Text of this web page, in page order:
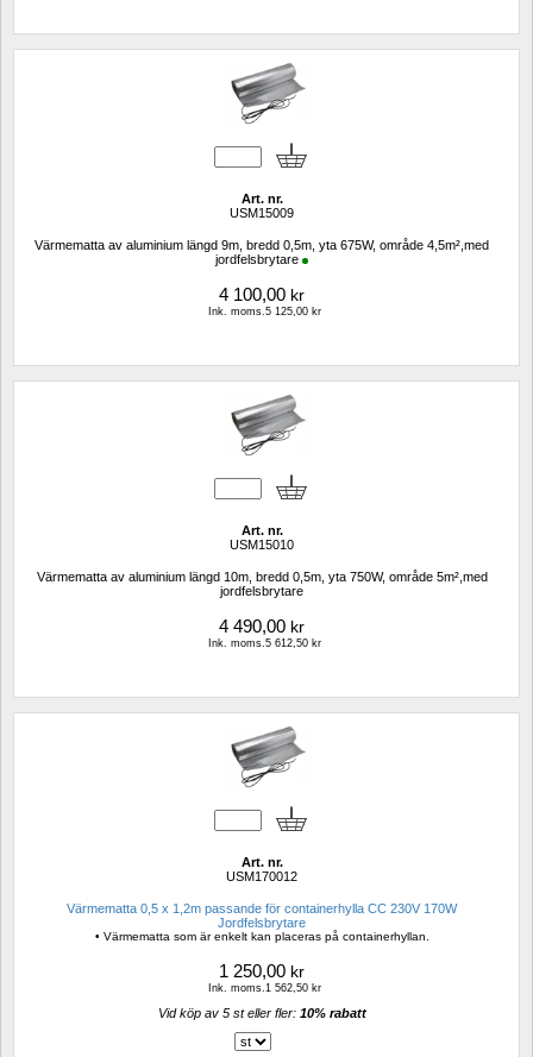
Art. nr.
USM15009
Värmematta av aluminium längd 9m, bredd 0,5m, yta 675W, område 4,5m²,med
jordfelsbrytare
4 100,00 kr
Ink. moms.5 125,00 kr
Art. nr.
USM15010
Värmematta av aluminium längd 10m, bredd 0,5m, yta 750W, område 5m²,med
jordfelsbrytare
4 490,00 kr
Ink. moms.5 612,50 kr
Art. nr.
USM170012
Värmematta 0,5 x 1,2m passande för containerhylla CC 230V 170W
Jordfelsbrytare
• Värmematta som är enkelt kan placeras på containerhyllan.
1 250,00 kr
Ink. moms.1 562,50 kr
Vid köp av 5 st eller fler: 10% rabatt